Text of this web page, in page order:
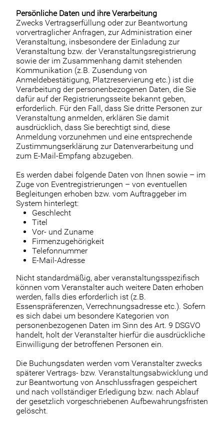
Persönliche Daten und ihre Verarbeitung
Zwecks Vertragserfüllung oder zur Beantwortung
vorvertraglicher Anfragen, zur Administration einer
Veranstaltung, insbesondere der Einladung zur
Veranstaltung bzw. der Veranstaltungsregistrierung
sowie der im Zusammenhang damit stehenden
Kommunikation (z.B. Zusendung von
Anmeldebestätigung, Platzreservierung etc.) ist die
Verarbeitung der personenbezogenen Daten, die Sie
dafür auf der Registrierungsseite bekannt geben,
erforderlich. Für den Fall, dass Sie dritte Personen zur
Veranstaltung anmelden, erklären Sie damit
ausdrücklich, dass Sie berechtigt sind, diese
Anmeldung vorzunehmen und eine entsprechende
Zustimmungserklärung zur Datenverarbeitung und
zum E-Mail-Empfang abzugeben.
Es werden dabei folgende Daten von Ihnen sowie – im
Zuge von Eventregistrierungen – von eventuellen
Begleitungen erhoben bzw. vom Auftraggeber im
System hinterlegt:
Geschlecht
Titel
Vor- und Zuname
Firmenzugehörigkeit
Telefonnummer
E-Mail-Adresse
Nicht standardmäßig, aber veranstaltungsspezifisch
können vom Veranstalter auch weitere Daten erhoben
werden, falls dies erforderlich ist (z.B.
Essenspräferenzen, Verrechnungsadresse etc.). Sofern
es sich dabei um besondere Kategorien von
personenbezogenen Daten im Sinn des Art. 9 DSGVO
handelt, holt der Veranstalter hierfür die ausdrückliche
Einwilligung der betroffenen Personen ein.
Die Buchungsdaten werden vom Veranstalter zwecks
späterer Vertrags- bzw. Veranstaltungsabwicklung und
zur Beantwortung von Anschlussfragen gespeichert
und nach vollständiger Erledigung bzw. nach Ablauf
der gesetzlich vorgeschriebenen Aufbewahrungsfristen
gelöscht.